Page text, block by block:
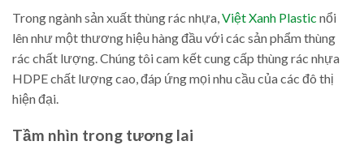
Trong ngành sản xuất thùng rác nhựa,Việt Xanh Plastic nổi
lên như một thương hiệu hàng đầu với các sản phẩm thùng
rác chất lượng. Chúng tôi cam kết cung cấp thùng rác nhựa
HDPE chất lượng cao, đáp ứng mọi nhu cầu của các đô thị
hiện đại.
Tầm nhìn trong tương lai